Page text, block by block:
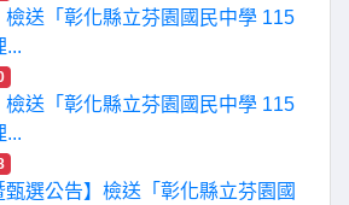
檢送「彰化縣立芬園國民中學 115
...
檢送「彰化縣立芬園國民中學 115
...
甄選公告】檢送「彰化縣立芬園國